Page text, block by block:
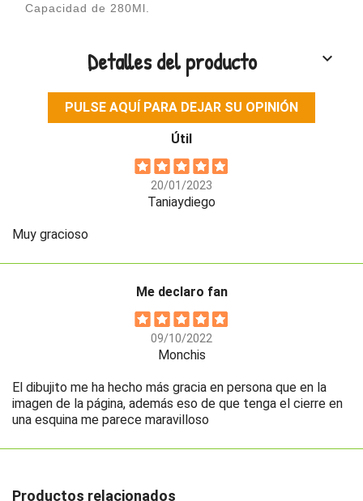
Capacidad de 280Ml.
Detalles del producto keyboard_arrow_down
PULSE AQUÍ PARA DEJAR SU OPINIÓN
Útil
20/01/2023
Taniaydiego
Muy gracioso
Me declaro fan
09/10/2022
Monchis
El dibujito me ha hecho más gracia en persona que en la
imagen de la página, además eso de que tenga el cierre en
una esquina me parece maravilloso
Productos relacionados